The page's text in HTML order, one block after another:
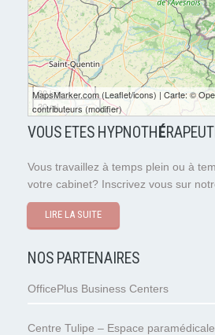
30 km
20 mi
MapsMarker.com(Leaflet/icons) | Carte: ©
contributeurs (modifier)
VOUS ETES HYPNOTH É
Vous travaillez à temps plein ou à
votre cabinet? Inscrivez vous sur
LIRE LA SUITE
NOS PARTENAIRES
OfficePlus Business Centers
Centre Tulipe – Espace